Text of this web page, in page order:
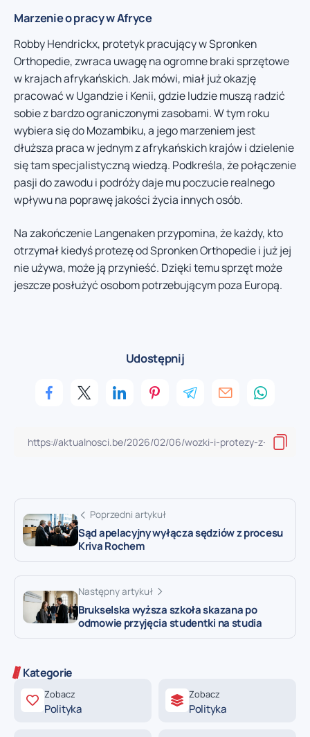
Marzenie o pracy w Afryce
Robby Hendrickx, protetyk pracujący w Spronken
Orthopedie, zwraca uwagę na ogromne braki sprzętowe
w krajach afrykańskich. Jak mówi, miał już okazję
pracować w Ugandzie i Kenii, gdzie ludzie muszą radzić
sobie z bardzo ograniczonymi zasobami. W tym roku
wybiera się do Mozambiku, a jego marzeniem jest
dłuższa praca w jednym z afrykańskich krajów i dzielenie
się tam specjalistyczną wiedzą. Podkreśla, że połączenie
pasji do zawodu i podróży daje mu poczucie realnego
wpływu na poprawę jakości życia innych osób.
Na zakończenie Langenaken przypomina, że każdy, kto
otrzymał kiedyś protezę od Spronken Orthopedie i już jej
nie używa, może ją przynieść. Dzięki temu sprzęt może
jeszcze posłużyć osobom potrzebującym poza Europą.
Udostępnij
Poprzedni artykuł
Sąd apelacyjny wyłącza sędziów z procesu
Kriva Rochem
Następny artykuł
Brukselska wyższa szkoła skazana po
odmowie przyjęcia studentki na studia
Kategorie
Zobacz
Polityka
Zobacz
Polityka